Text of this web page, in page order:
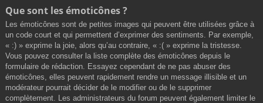
Que sont les émoticônes ?
Les émoticônes sont de petites images qui peuvent être utilisées grâce à
un code court et qui permettent d’exprimer des sentiments. Par exemple,
« :) » exprime la joie, alors qu’au contraire, « :( » exprime la tristesse.
Vous pouvez consulter la liste complète des émoticônes depuis le
formulaire de rédaction. Essayez cependant de ne pas abuser des
émoticônes, elles peuvent rapidement rendre un message illisible et un
modérateur pourrait décider de le modifier ou de le supprimer
complètement. Les administrateurs du forum peuvent également limiter le